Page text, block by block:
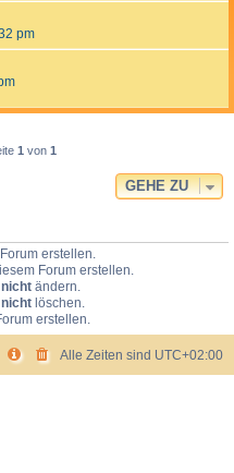
pm
1 von 1
GEHE ZU
erstellen.
Forum erstellen.
nicht ändern.
nicht löschen.
erstellen.
Alle Zeiten sind UTC+02:00